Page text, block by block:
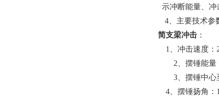
示冲断能量、
4、主要技术参
简支梁冲击 ：
1、冲击速度：
2、摆锤能量
3、摆锤中心
4、摆锤扬角：